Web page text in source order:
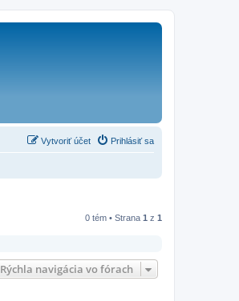
Prihlásiť sa
Vytvoriť účet
0 tém • Strana 1 z 1
Rýchla navigácia vo fórach